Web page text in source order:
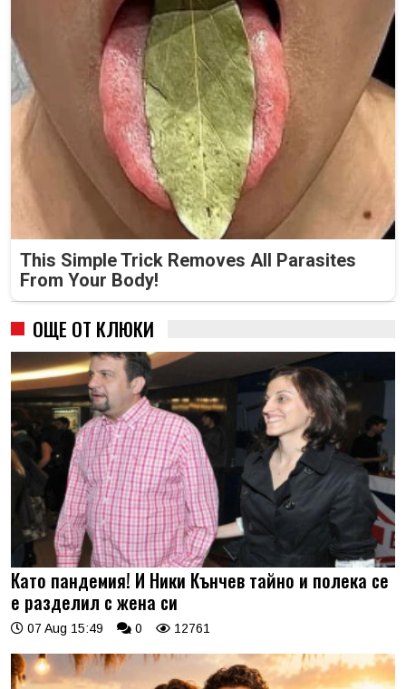
This Simple Trick Removes All Parasites
From Your Body!
ОЩЕ ОТ КЛЮКИ
Като пандемия! И Ники Кънчев тайно и полека се
е разделил с жена си
07 Aug 15:49 0 12761